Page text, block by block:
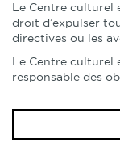
Le Centre culturel
droit d’expulser
directives ou les
Le Centre culturel
responsable des